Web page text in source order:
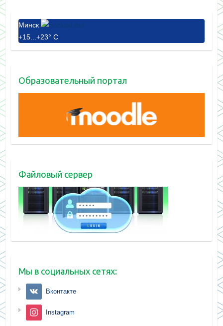
Минск
+15... +23° C
Образовательный портал
Файловый сервер
Мы в социальных сетях:
Вконтакте
Instagram